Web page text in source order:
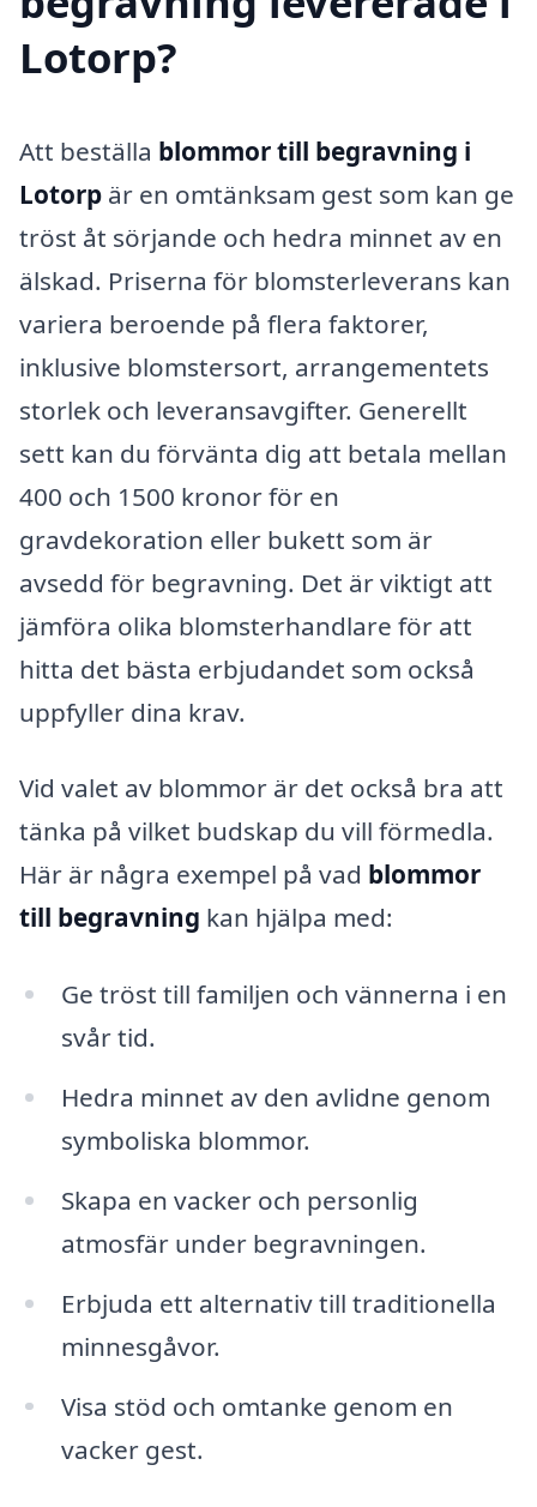
Lotorp?
Att beställa blommor till begravning i
Lotorp är en omtänksam gest som kan ge
tröst åt sörjande och hedra minnet av en
älskad. Priserna för blomsterleverans kan
variera beroende på flera faktorer,
inklusive blomstersort, arrangementets
storlek och leveransavgifter. Generellt
sett kan du förvänta dig att betala mellan
400 och 1500 kronor för en
gravdekoration eller bukett som är
avsedd för begravning. Det är viktigt att
jämföra olika blomsterhandlare för att
hitta det bästa erbjudandet som också
uppfyller dina krav.
Vid valet av blommor är det också bra att
tänka på vilket budskap du vill förmedla.
Här är några exempel på vad blommor
till begravning kan hjälpa med:
Ge tröst till familjen och vännerna i en
svår tid.
Hedra minnet av den avlidne genom
symboliska blommor.
Skapa en vacker och personlig
atmosfär under begravningen.
Erbjuda ett alternativ till traditionella
minnesgåvor.
Visa stöd och omtanke genom en
vacker gest.